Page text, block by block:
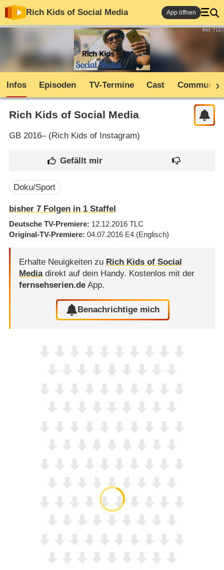
Rich Kids of Social Media App öffnen
Bild: TLC
Infos Episoden TV-Termine Cast Community
Rich Kids of Social Media
GB2016– (Rich Kids of Instagram)
Doku/Sport
bisher 7Folgen in 1Staffel
Deutsche TV-Premiere 12.12.2016 TLC
Original-TV-Premiere 04.07.2016 E4 (Englisch)
Erhalte Neuigkeiten zu Rich Kids of Social
Mediadirekt auf dein Handy. Kostenlos mit der
fernsehserien.deApp.
Benachrichtige mich